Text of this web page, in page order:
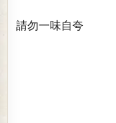
請勿一味自夸